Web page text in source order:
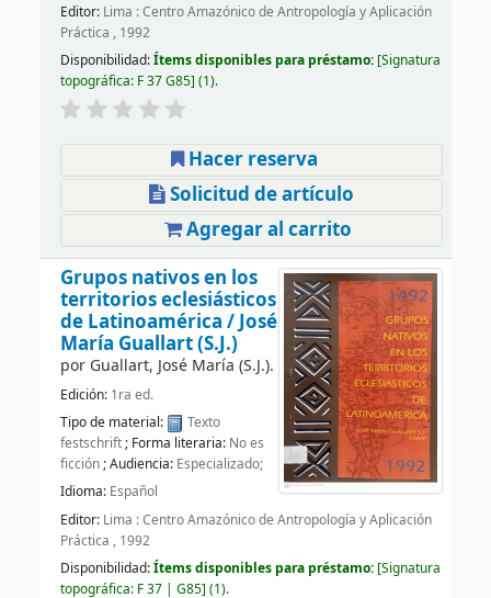
Editor: Lima : Centro Amazónico de Antropología y Aplicación
Práctica , 1992
Disponibilidad:Ítems disponibles para préstamo: Signatura
topográfica: F 37 G85 (1).
Hacer reserva
Solicitud de artículo
Agregar al carrito
Grupos nativos en los
territorios eclesiásticos
de Latinoamérica /José
María Guallart (S.J.)
por Guallart, José María (S.J.).
Edición: 1ra ed.
Tipo de material:
Texto
festschrift; Forma literaria: No es
ficción; Audiencia: Especializado;
Idioma: Español
Editor: Lima : Centro Amazónico de Antropología y Aplicación
Práctica , 1992
Disponibilidad:Ítems disponibles para préstamo: Signatura
topográfica: F 37 | G85 (1).